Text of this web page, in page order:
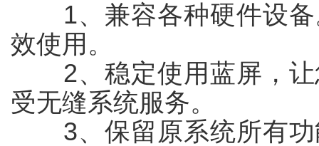
1、兼容各种硬件设备
效使用。
2、稳定使用蓝屏，让
受无缝系统服务。
3、保留原系统所有功